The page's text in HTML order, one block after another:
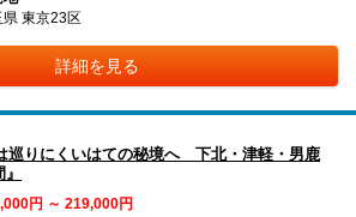
県 東京23区
詳細を見る
巡りにくいはての秘境へ 下北・津軽・男鹿
円 ～ 219,000円